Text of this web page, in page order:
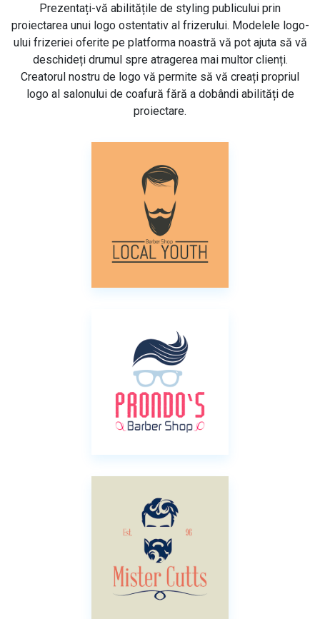
Prezentați-vă abilitățile de styling publicului prin
proiectarea unui logo ostentativ al frizerului. Modelele logo-
ului frizeriei oferite pe platforma noastră vă pot ajuta să vă
deschideți drumul spre atragerea mai multor clienți.
Creatorul nostru de logo vă permite să vă creați propriul
logo al salonului de coafură fără a dobândi abilități de
proiectare.